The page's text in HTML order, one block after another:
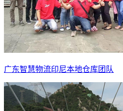
广东智慧物流印尼本地仓库团队